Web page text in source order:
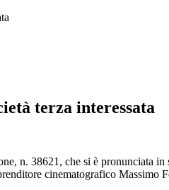
terza interessata
n. 38621, che si è pronunciata in
cinematografico Massimo